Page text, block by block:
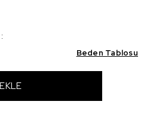
:
Beden Tablosu